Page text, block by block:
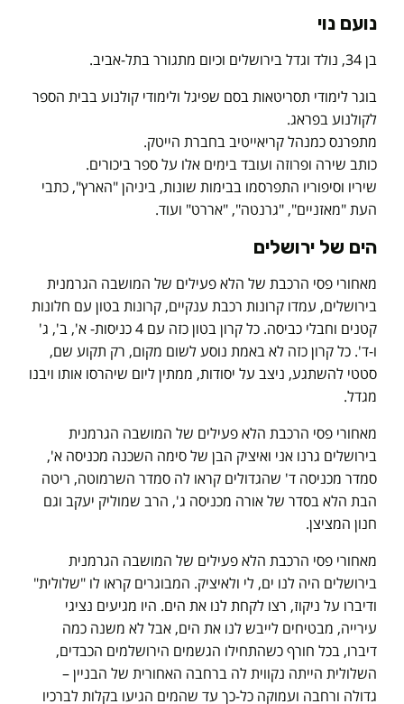
נועם נוי
בן 34, נולד וגדל בירושלים וכיום מתגורר בתל-אביב.
בוגר לימודי תסריטאות בסם שפיגל ולימודי קולנוע בבית הספר
לקולנוע בפראג.
מתפרנס כמנהל קריאייטיב בחברת הייטק.
כותב שירה ופרוזה ועובד בימים אלו על ספר ביכורים.
שיריו וסיפוריו התפרסמו בבימות שונות, ביניהן "הארץ", כתבי
העת "מאזניים", "גרנטה", "אררט" ועוד.
הים של ירושלים
מאחורי פסי הרכבת של הלא פעילים של המושבה הגרמנית
בירושלים, עמדו קרונות רכבת ענקיים, קרונות בטון עם חלונות
קטנים וחבלי כביסה. כל קרון בטון כזה עם 4 כניסות- א', ב', ג'
ו-ד'. כל קרון כזה לא באמת נוסע לשום מקום, רק תקוע שם,
סטטי להשתגע, ניצב על יסודות, ממתין ליום שיהרסו אותו ויבנו
מגדל.
מאחורי פסי הרכבת הלא פעילים של המושבה הגרמנית
בירושלים גרנו אני ואיציק הבן של סימה השכנה מכניסה א',
סמדר מכניסה ד' שהגדולים קראו לה סמדר השרמוטה, ריטה
הבת הלא בסדר של אורה מכניסה ג', הרב שמוליק יעקב וגם
חנון המציצן.
מאחורי פסי הרכבת הלא פעילים של המושבה הגרמנית
בירושלים היה לנו ים, לי ולאיציק. המבוגרים קראו לו "שלולית"
ודיברו על ניקוז, רצו לקחת לנו את הים. היו מגיעים נציגי
עירייה, מבטיחים לייבש לנו את הים, אבל לא משנה כמה
דיברו, בכל חורף כשהתחילו הגשמים הירושלמים הכבדים,
השלולית הייתה נקווית לה ברחבה האחורית של הבניין –
גדולה ורחבה ועמוקה כל-כך עד שהמים הגיעו בקלות לברכיו